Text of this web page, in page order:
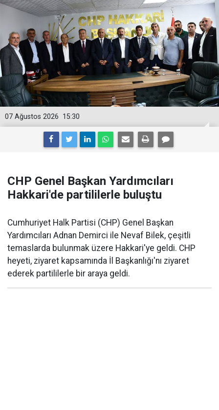
15:30
07 Ağustos 2026
CHP Genel Başkan Yardımcıları
Hakkari'de partililerle buluştu
Cumhuriyet Halk Partisi (CHP) Genel Başkan
Yardımcıları Adnan Demirci ile Nevaf Bilek, çeşitli
temaslarda bulunmak üzere Hakkari'ye geldi. CHP
heyeti, ziyaret kapsamında İl Başkanlığı'nı ziyaret
ederek partililerle bir araya geldi.